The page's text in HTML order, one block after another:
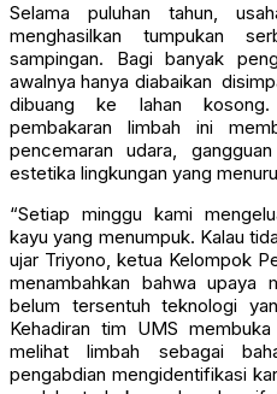
Selama puluhan tahun,
menghasilkan tumpukan
sampingan. Bagi banyak
awalnya hanya diabaikan
dibuang ke lahan
pembakaran limbah ini
pencemaran udara,
estetika lingkungan yang
“Setiap minggu kami
kayu yang menumpuk. Kalau
ujar Triyono, ketua Kelompok
menambahkan bahwa upaya
belum tersentuh teknologi
Kehadiran tim UMS
melihat limbah sebagai
pengabdian mengidentifikasi